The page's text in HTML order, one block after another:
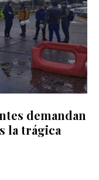
demandan
la trágica